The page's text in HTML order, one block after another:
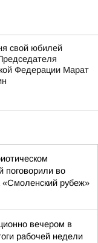
свой юбилей
Федерации Марат
поговорили во
рубеж»
вечером в
рабочей недели